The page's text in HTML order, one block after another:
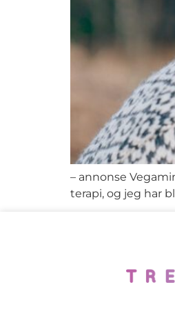
– annonse
terapi, og jeg har